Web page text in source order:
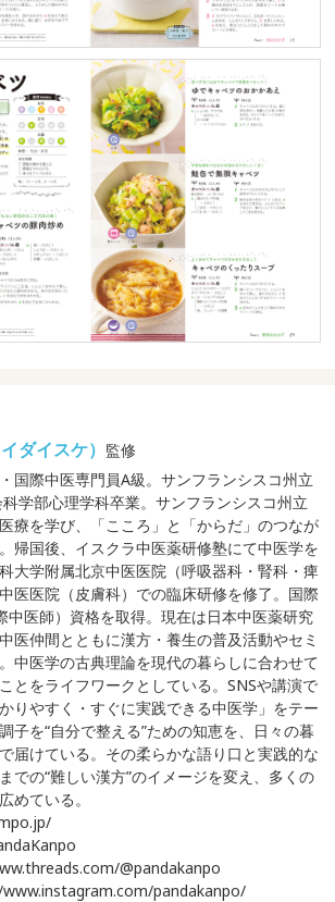
ダイスケ） 監修
国際中医専門員A級。サンフランシスコ州立
学部心理学科卒業。サンフランシスコ州立
療を学び、「こころ」と「からだ」のつなが
帰国後、イスクラ中医薬研修塾にて中医学を
大学附属北京中医医院（呼吸器科・腎科・痺
医医院（皮膚科）での臨床研修を修了。国際
中医師）資格を取得。現在は日本中医薬研究
医仲間とともに漢方・養生の普及活動やセミ
中医学の古典理論を現代の暮らしに合わせて
とをライフワークとしている。SNSや講演で
りやすく・すぐに実践できる中医学」をテー
子を“自分で整える”ための知恵を、日々の暮
届けている。その柔らかな語り口と実践的な
での“難しい漢方”のイメージを変え、多くの
めている。
@pandakanpo
pandakanpo/